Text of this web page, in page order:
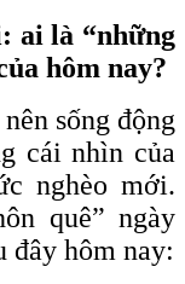
ai là “những
hôm nay?
sống động
cái nhìn của
nghèo mới.
quê” ngày
đây hôm nay: